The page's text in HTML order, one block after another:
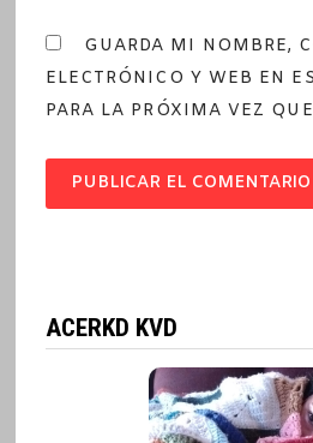
GUARDA MI NOMBRE,
ELECTRÓNICO Y WEB EN
PARA LA PRÓXIMA VEZ
ACERKD KVD